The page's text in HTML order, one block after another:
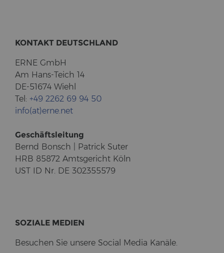
KON­TAKT DEUTSCH­LAND
ERNE GmbH
Am Hans-​Teich 14
DE-51674 Wiehl
Tel: +49 2262 69 94 50
info(at)erne.net
Ge­schäfts­lei­tung
Bernd Bonsch | Pa­trick Suter
HRB 85872 Amts­ge­richt Köln
UST ID Nr. DE 302355579
SO­ZIA­LE ME­DI­EN
Be­su­chen Sie un­se­re So­cial Media Ka­nä­le.